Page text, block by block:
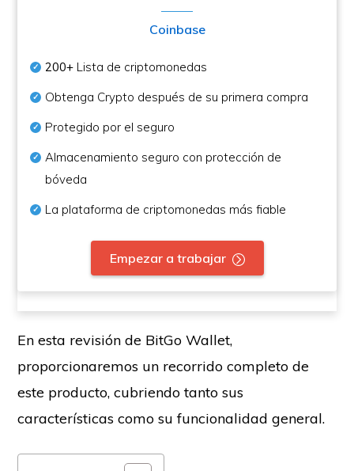
Coinbase
200+ Lista de criptomonedas
Obtenga Crypto después de su primera compra
Protegido por el seguro
Almacenamiento seguro con protección de
bóveda
La plataforma de criptomonedas más fiable
Empezar a trabajar
En esta revisión de BitGo Wallet,
proporcionaremos un recorrido completo de
este producto, cubriendo tanto sus
características como su funcionalidad general.